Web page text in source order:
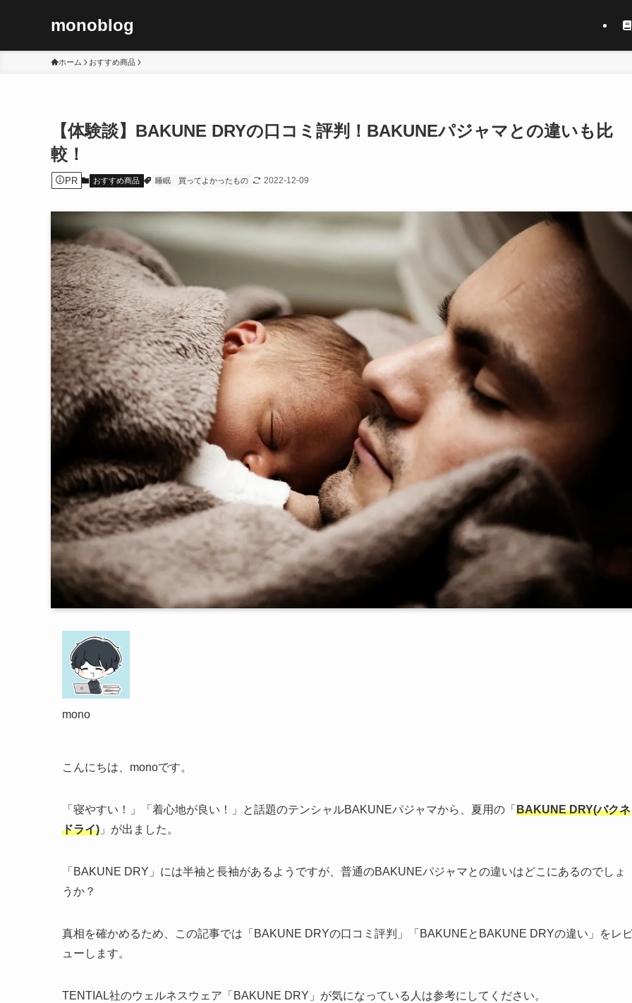
monoblog
ホーム おすすめ商品
【体験談】BAKUNE DRYの口コミ評判！BAKUNEパジャマとの違いも比
較！
PR おすすめ商品 睡眠 買ってよかったもの 2022-12-09
mono
こんにちは、monoです。
「寝やすい！」「着心地が良い！」と話題のテンシャルBAKUNEパジャマから、夏用の「 BAKUNE DRY(バクネ
ドライ) 」が出ました。
「BAKUNE DRY」には半袖と長袖があるようですが、普通のBAKUNEパジャマとの違いはどこにあるのでしょ
うか？
真相を確かめるため、この記事では「BAKUNE DRYの口コミ評判」「BAKUNEとBAKUNE DRYの違い」をレ
ューします。
TENTIAL社のウェルネスウェア「BAKUNE DRY」が気になっている人は参考にしてください。